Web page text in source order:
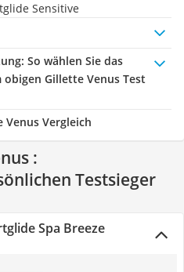
Sensitive
: So wählen Sie das
Gillette Venus Test
Vergleich
:
Testsieger
Spa Breeze